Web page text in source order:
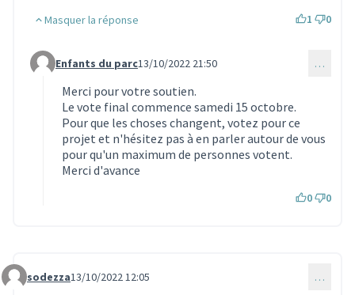
Masquer la réponse 1 0
Commentaire 2108 (réponse au commentaire 2106)
Enfants du parc13/10/2022 21:50 …
Merci pour votre soutien.
Le vote final commence samedi 15 octobre.
Pour que les choses changent, votez pour ce
projet et n'hésitez pas à en parler autour de vous
pour qu'un maximum de personnes votent.
Merci d'avance
0 0
Commentaire 2107
sodezza13/10/2022 12:05 …